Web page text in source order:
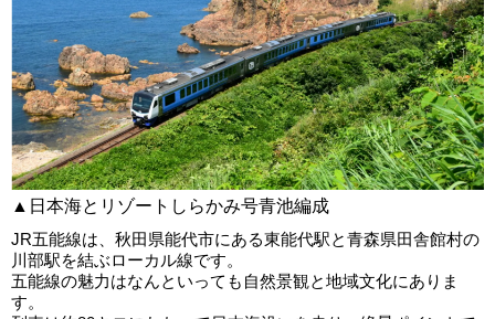
▲日本海とリゾートしらかみ号青池編成
JR五能線は、秋田県能代市にある東能代駅と青森県田舎館村の
川部駅を結ぶローカル線です。
五能線の魅力はなんといっても自然景観と地域文化にありま
す。